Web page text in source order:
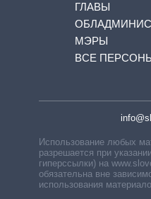
ГЛАВЫ
МЭРЫ
ВСЕ
Использование любых
разрешается при
гиперссылки) на
обязательна вне
использования